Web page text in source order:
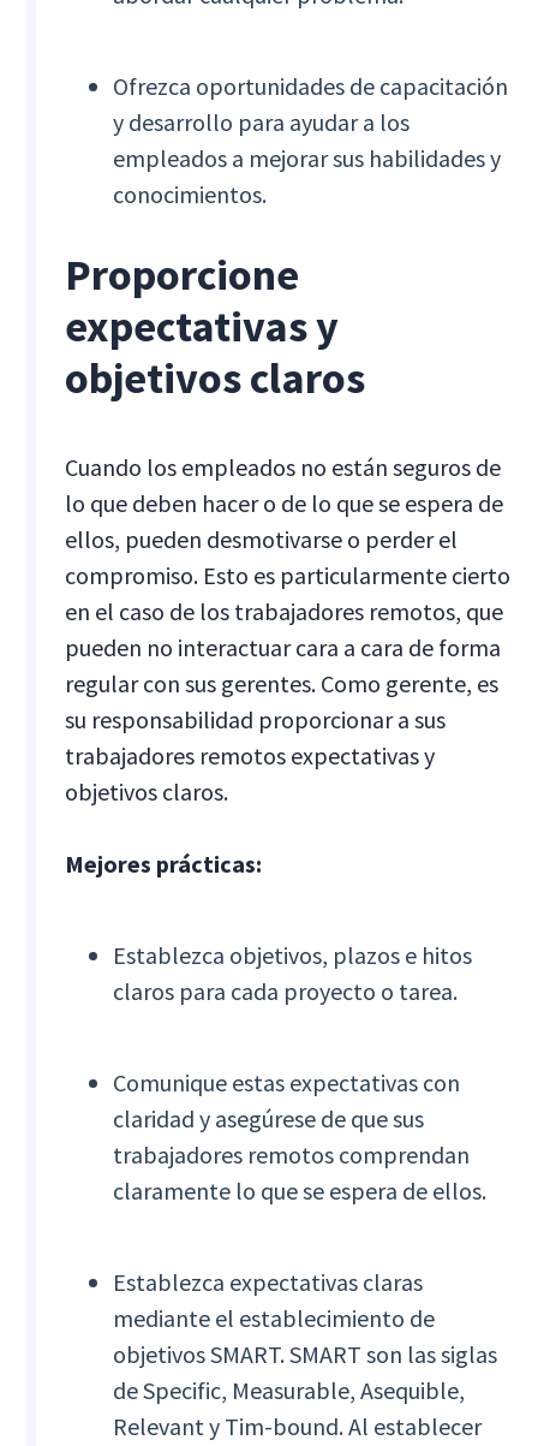
Ofrezca oportunidades de capacitación
y desarrollo para ayudar a los
empleados a mejorar sus habilidades y
conocimientos.
Proporcione
expectativas y
objetivos claros
Cuando los empleados no están seguros de
lo que deben hacer o de lo que se espera de
ellos, pueden desmotivarse o perder el
compromiso. Esto es particularmente cierto
en el caso de los trabajadores remotos, que
pueden no interactuar cara a cara de forma
regular con sus gerentes. Como gerente, es
su responsabilidad proporcionar a sus
trabajadores remotos expectativas y
objetivos claros.
Mejores prácticas:
Establezca objetivos, plazos e hitos
claros para cada proyecto o tarea.
Comunique estas expectativas con
claridad y asegúrese de que sus
trabajadores remotos comprendan
claramente lo que se espera de ellos.
Establezca expectativas claras
mediante el establecimiento de
objetivos SMART. SMART son las siglas
de Specific, Measurable, Asequible,
Relevant y Tim-bound. Al establecer